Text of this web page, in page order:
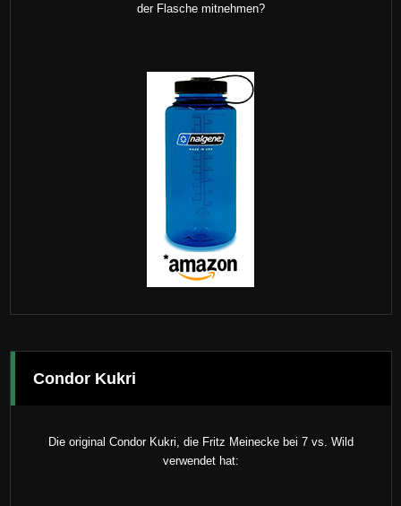
der Flasche mitnehmen?
Condor Kukri
Die original Condor Kukri, die Fritz Meinecke bei 7 vs. Wild
verwendet hat: